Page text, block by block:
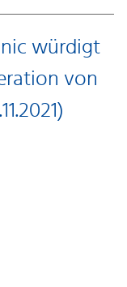
würdigt
von